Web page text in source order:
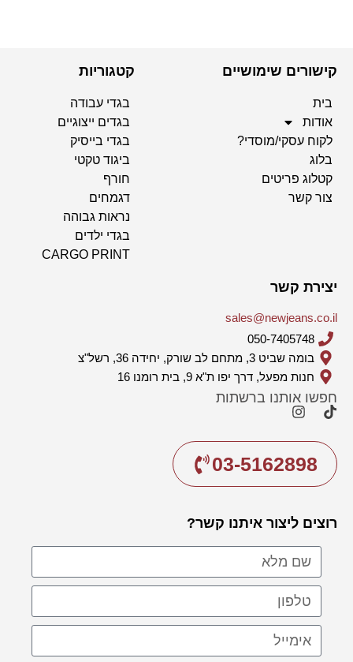
קישורים שימושיים
בית
אודות
לקוח עסקי/מוסדי?
בלוג
קטלוג פריטים
צור קשר
קטגוריות
בגדי עבודה
בגדים ייצוגיים
בגדי בייסיק
ביגוד טקטי
חורף
דגמחים
נראות גבוהה
בגדי ילדים
CARGO PRINT
יצירת קשר
sales@newjeans.co.il
050-7405748
בומה שביט 3, מתחם לב שורק, יחידה 36, רשל"צ
חנות מפעל, דרך יפו ת"א 9, בית רומנו 16
חפשו אותנו ברשתות
03-5162898
רוצים ליצור איתנו קשר?